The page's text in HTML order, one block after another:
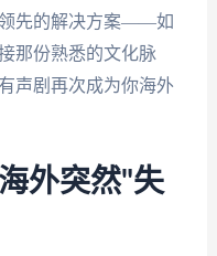
先的解决方案——如
那份熟悉的文化脉
声剧再次成为你海外
外突然"失